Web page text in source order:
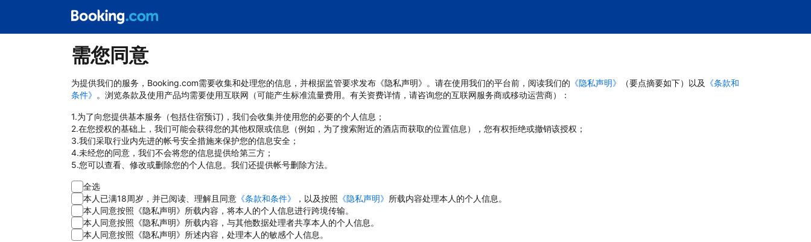
需您同意
为提供我们的服务，Booking.com需要收集和处理您的信息，并根据监管要求发布《隐私声明》。请在使用我们的平台前，阅读我们的 《隐私声明》 （要点摘要如下）以及 《条款和
条件》 。浏览条款及使用产品均需要使用互联网（可能产生标准流量费用。有关资费详情，请咨询您的互联网服务商或移动运营商）：
1.为了向您提供基本服务（包括住宿预订)，我们会收集并使用您的必要的个人信息；
2.在您授权的基础上，我们可能会获得您的其他权限或信息（例如，为了搜索附近的酒店而获取的位置信息），您有权拒绝或撤销该授权；
3.我们采取行业内先进的帐号安全措施来保护您的信息安全；
4.未经您的同意，我们不会将您的信息提供给第三方；
5.您可以查看、修改或删除您的个人信息。我们还提供帐号删除方法。
全选
本人已满18周岁，并已阅读、理解且同意 《条款和条件》 ，以及按照 《隐私声明》 所载内容处理本人的个人信息。
本人同意按照《隐私声明》所载内容，将本人的个人信息进行跨境传输。
本人同意按照《隐私声明》所载内容，与其他数据处理者共享本人的个人信息。
本人同意按照《隐私声明》所述内容，处理本人的敏感个人信息。